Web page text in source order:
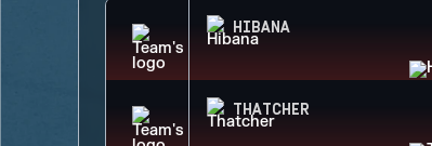
HIBANA
THATCHER